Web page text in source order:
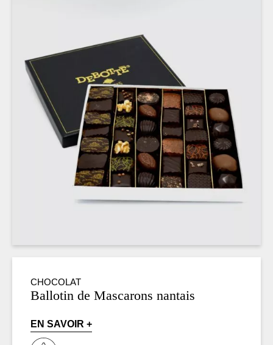
CHOCOLAT
Ballotin de Mascarons nantais
EN SAVOIR +